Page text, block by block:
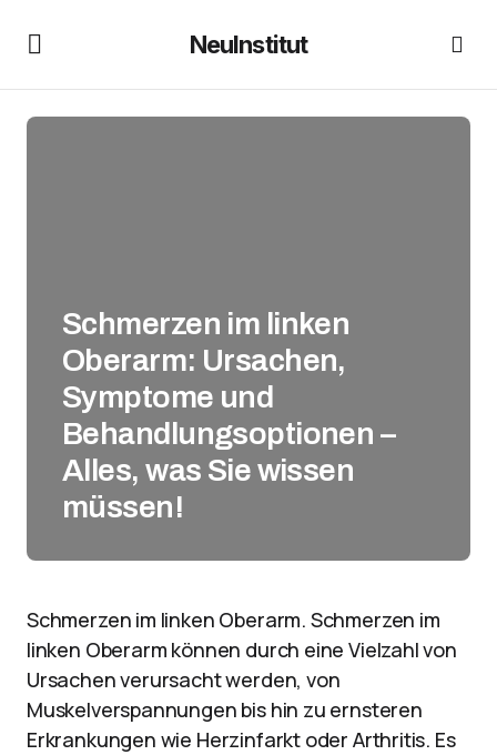
NeuInstitut
Schmerzen im linken
Oberarm: Ursachen,
Symptome und
Behandlungsoptionen –
Alles, was Sie wissen
müssen!
Schmerzen im linken Oberarm. Schmerzen im
linken Oberarm können durch eine Vielzahl von
Ursachen verursacht werden, von
Muskelverspannungen bis hin zu ernsteren
Erkrankungen wie Herzinfarkt oder Arthritis. Es